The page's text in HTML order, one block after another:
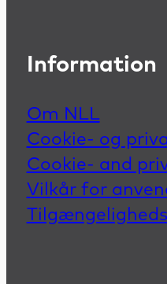
Information
Om NLL
Cookie- og
Cookie- and
Vilkår for